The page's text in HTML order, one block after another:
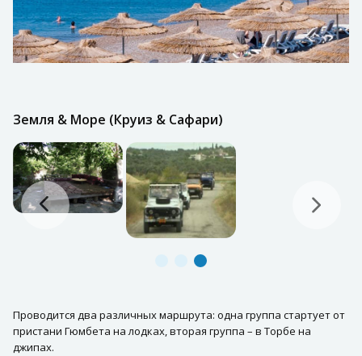
Земля & Море (Круиз & Сафари)
Проводится два различных маршрута: одна группа стартует от
пристани Гюмбета на лодках, вторая группа – в Торбе на
джипах.